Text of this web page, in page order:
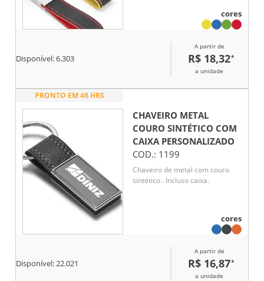
cores
Disponível:6.303
A partir de
R$ 18,32*
a unidade
PRONTO EM 48 HRS
CHAVEIRO METAL
COURO SINTÉTICO COM
CAIXAPERSONALIZADO
COD.: 1199
Chaveiro de metal com couro
sintético . Incluso caixa.
cores
Disponível:22.021
A partir de
R$ 16,87*
a unidade